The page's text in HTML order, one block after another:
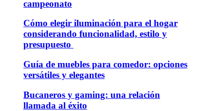
campeonato
Cómo elegir iluminación para el hogar
considerando funcionalidad, estilo y
presupuesto
Guía de muebles para comedor: opciones
versátiles y elegantes
Bucaneros y gaming: una relación
llamada al éxito